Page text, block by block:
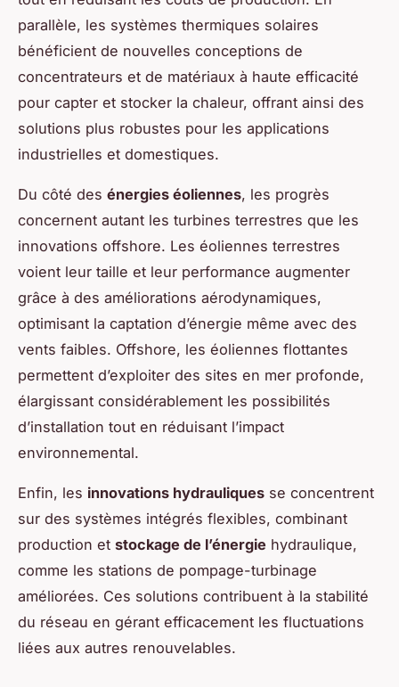
parallèle, les systèmes thermiques solaires
bénéficient de nouvelles conceptions de
concentrateurs et de matériaux à haute efficacité
pour capter et stocker la chaleur, offrant ainsi des
solutions plus robustes pour les applications
industrielles et domestiques.
Du côté des énergies éoliennes, les progrès
concernent autant les turbines terrestres que les
innovations offshore. Les éoliennes terrestres
voient leur taille et leur performance augmenter
grâce à des améliorations aérodynamiques,
optimisant la captation d’énergie même avec des
vents faibles. Offshore, les éoliennes flottantes
permettent d’exploiter des sites en mer profonde,
élargissant considérablement les possibilités
d’installation tout en réduisant l’impact
environnemental.
Enfin, les innovations hydrauliques se concentrent
sur des systèmes intégrés flexibles, combinant
production et stockage de l’énergie hydraulique,
comme les stations de pompage-turbinage
améliorées. Ces solutions contribuent à la stabilité
du réseau en gérant efficacement les fluctuations
liées aux autres renouvelables.